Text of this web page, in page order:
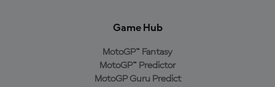
Game Hub
MotoGP™ Fantasy
MotoGP™ Predictor
MotoGP Guru Predict